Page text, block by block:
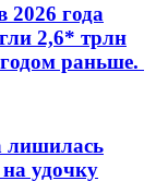
2026 года
2,6* трлн
раньше.
лишилась
удочку